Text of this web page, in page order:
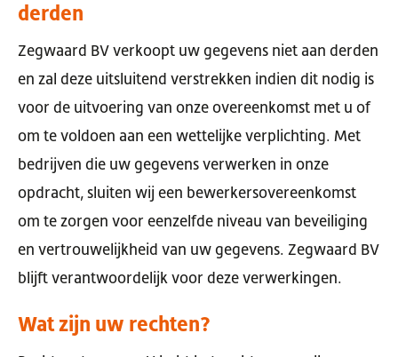
derden
Zegwaard BV verkoopt uw gegevens niet aan derden
en zal deze uitsluitend verstrekken indien dit nodig is
voor de uitvoering van onze overeenkomst met u of
om te voldoen aan een wettelijke verplichting. Met
bedrijven die uw gegevens verwerken in onze
opdracht, sluiten wij een bewerkersovereenkomst
om te zorgen voor eenzelfde niveau van beveiliging
en vertrouwelijkheid van uw gegevens. Zegwaard BV
blijft verantwoordelijk voor deze verwerkingen.
Wat zijn uw rechten?